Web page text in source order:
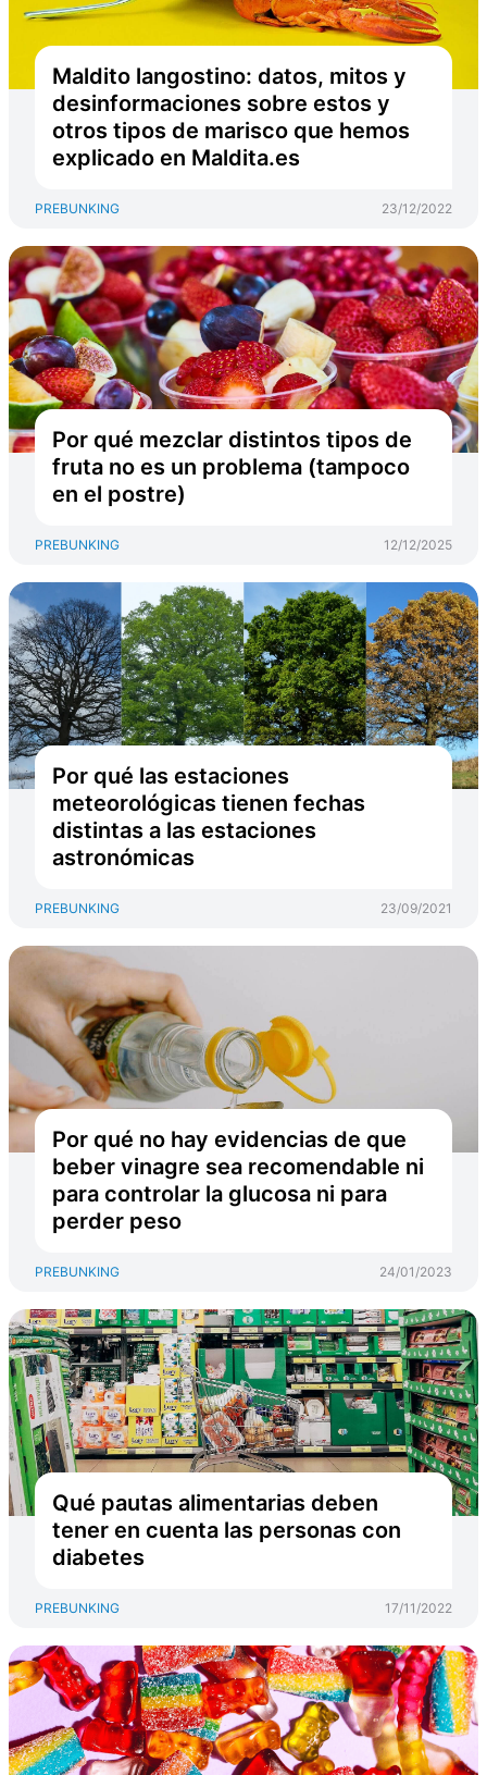
Maldito langostino: datos, mitos y
desinformaciones sobre estos y
otros tipos de marisco que hemos
explicado en Maldita.es
PREBUNKING 23/12/2022
Por qué mezclar distintos tipos de
fruta no es un problema (tampoco
en el postre)
PREBUNKING 12/12/2025
Por qué las estaciones
meteorológicas tienen fechas
distintas a las estaciones
astronómicas
PREBUNKING 23/09/2021
Por qué no hay evidencias de que
beber vinagre sea recomendable ni
para controlar la glucosa ni para
perder peso
PREBUNKING 24/01/2023
Qué pautas alimentarias deben
tener en cuenta las personas con
diabetes
PREBUNKING 17/11/2022